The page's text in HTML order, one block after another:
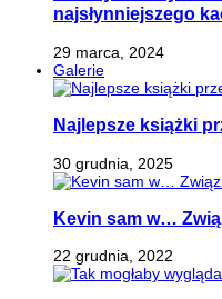
najsłynniejszego
29 marca, 2024
Galerie
Najlepsze książki
30 grudnia, 2025
Kevin sam w…
22 grudnia, 2022